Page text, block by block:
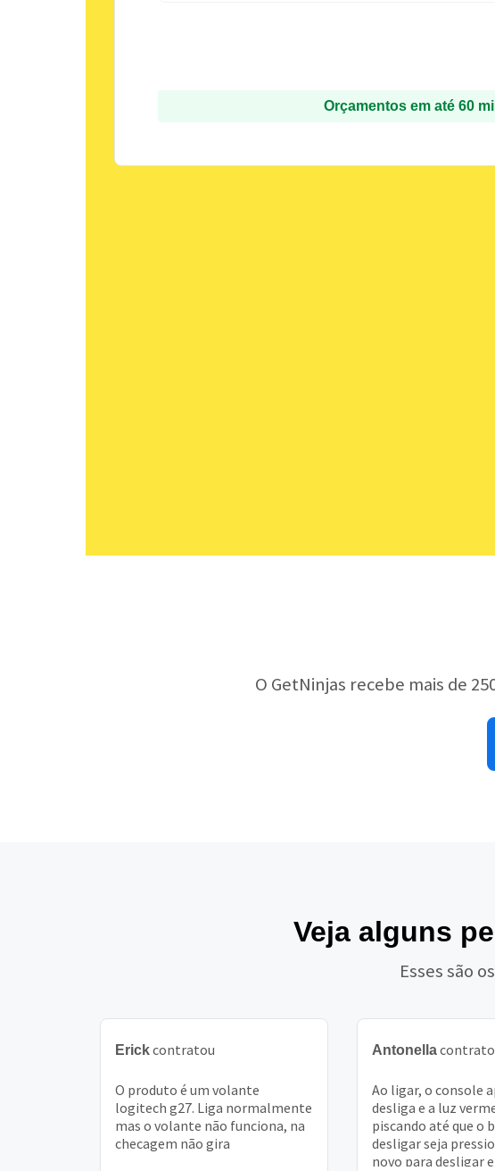
Orçamentos em até 60
O GetNinjas recebe mais de
Veja alguns
Esses são
Erickcontratou
O produto é um volante
logitech g27. Liga normalmente
mas o volante não funciona, na
checagem não gira
Antonella
Ao ligar, o console
desliga e a luz
piscando até que o
desligar seja
novo para desligar